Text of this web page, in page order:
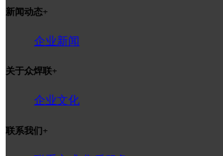
新闻动态+
企业新闻
关于众焊联+
企业文化
联系我们+